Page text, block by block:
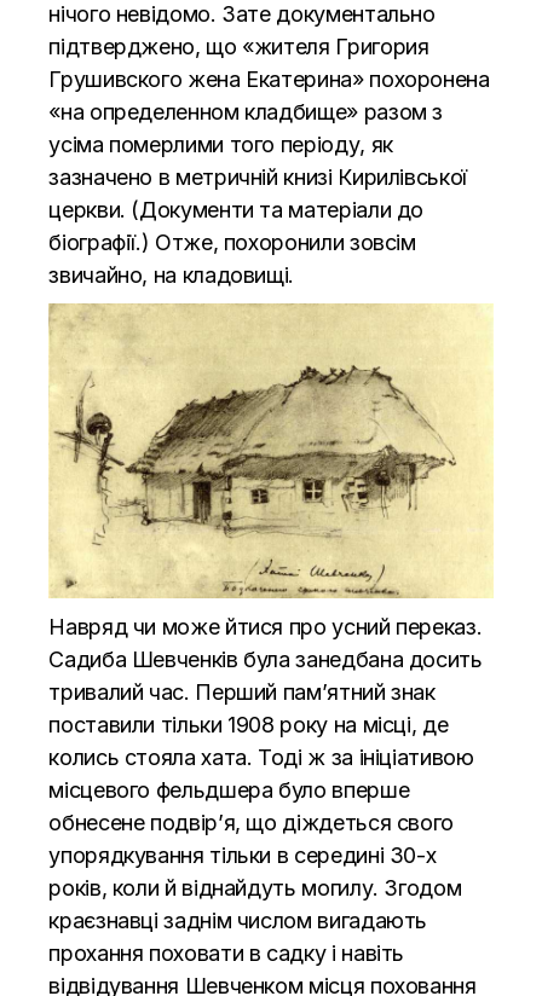
нічого невідомо. Зате документально
підтверджено, що «жителя Григория
Грушивского жена Екатерина» похоронена
«на определенном кладбище» разом з
усіма померлими того періоду, як
зазначено в метричній книзі Кирилівської
церкви. (Документи та матеріали до
біографії.) Отже, похоронили зовсім
звичайно, на кладовищі.
Навряд чи може йтися про усний переказ.
Садиба Шевченків була занедбана досить
тривалий час. Перший пам’ятний знак
поставили тільки 1908 року на місці, де
колись стояла хата. Тоді ж за ініціативою
місцевого фельдшера було вперше
обнесене подвір’я, що діждеться свого
упорядкування тільки в середині 30-х
років, коли й віднайдуть могилу. Згодом
краєзнавці заднім числом вигадають
прохання поховати в садку і навіть
відвідування Шевченком місця поховання